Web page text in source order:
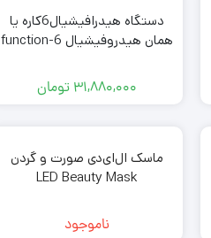
دستگاه هیدرافیشیال6کاره یا
همان هیدروفیشیال 6-function
31,880,000 تومان
ماسک ال‌ای‌دی صورت و گردن
LED Beauty Mask
ناموجود